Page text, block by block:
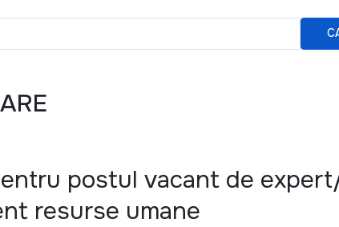
postul vacant de
resurse umane